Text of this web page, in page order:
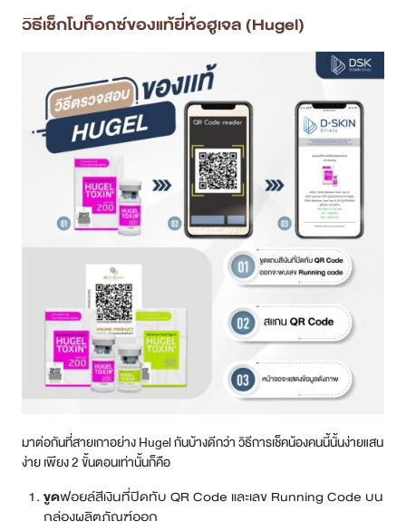
วิธีเช็กโบท็อกซ์ของแท้ยี่ห้อฮูเจล (Hugel)
มาต่อกันที่สายเกาอย่าง Hugel กันบ้างดีกว่า วิธีการเช็คน้องคนนี้นั้นง่ายแสน
ง่าย เพียง 2 ขั้นตอนเท่านั้นก็คือ
ขูดฟอยล์สีเงินที่ปิดทับ QR Code และเลข Running Code บน
กล่องผลิตภัณฑ์ออก